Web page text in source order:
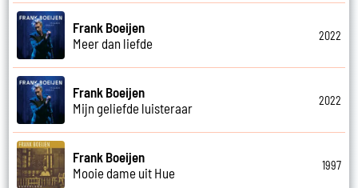
Frank Boeijen
Meer dan liefde
2022
Frank Boeijen
Mijn geliefde luisteraar
2022
Frank Boeijen
Mooie dame uit Hue
1997